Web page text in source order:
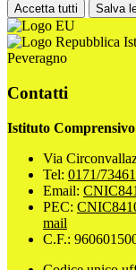
Accetta tutti Salva
Peveragno
Contatti
Istituto
Via
Tel: 0171/
Email:
PEC:
mail
C.F.: